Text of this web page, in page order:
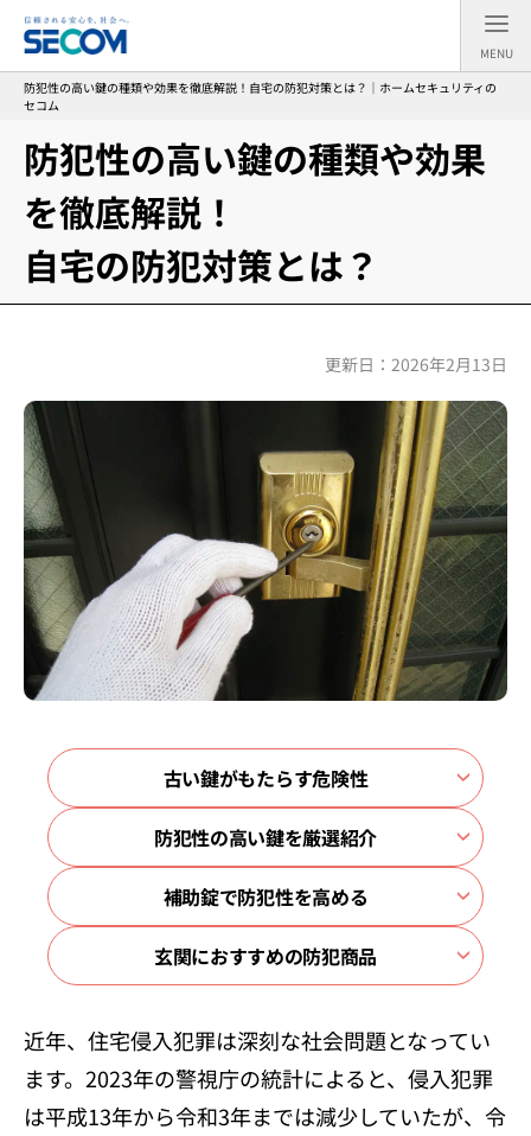
MENU
防犯性の高い鍵の種類や効果を徹底解説！自宅の防犯対策とは？｜ホームセキュリティの
セコム
防犯性の高い鍵の種類や効果
を徹底解説！
自宅の防犯対策とは？
更新日：2026年2月13日
古い鍵がもたらす危険性
防犯性の高い鍵を厳選紹介
補助錠で防犯性を高める
玄関におすすめの防犯商品
近年、住宅侵入犯罪は深刻な社会問題となってい
ます。2023年の警視庁の統計によると、侵入犯罪
は平成13年から令和3年までは減少していたが、令